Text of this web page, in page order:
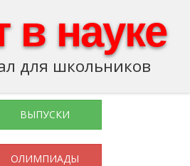
в науке
для школьников
ВЫПУСКИ
ОЛИМПИАДЫ